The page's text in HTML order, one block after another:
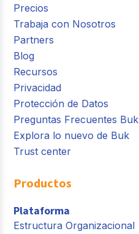
Precios
Trabaja con Nosotros
Partners
Blog
Recursos
Privacidad
Protección de Datos
Preguntas Frecuentes Buk
Explora lo nuevo de Buk
Trust center
Productos
Plataforma
Estructura Organizacional